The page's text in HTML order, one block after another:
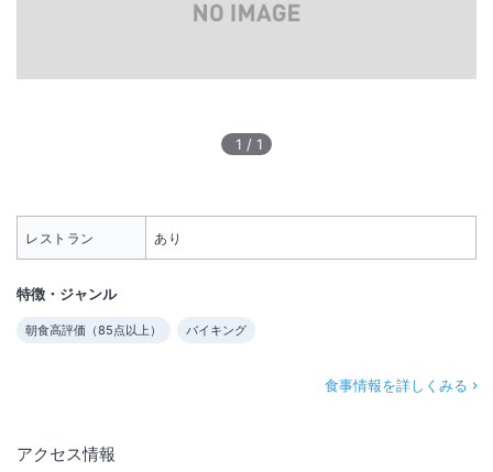
1 / 1
レストラン あり
特徴・ジャンル
朝食高評価（85点以上） バイキング
食事情報を詳しくみる
アクセス情報